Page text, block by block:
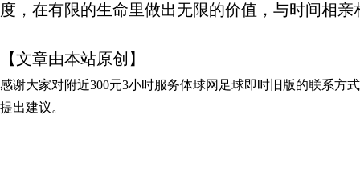
度，在有限的生命里做出无限的价值，与时间相
【文章由本站原创】
感谢大家对附近300元3小时服务体球网足球即时旧版的联系方
提出建议。